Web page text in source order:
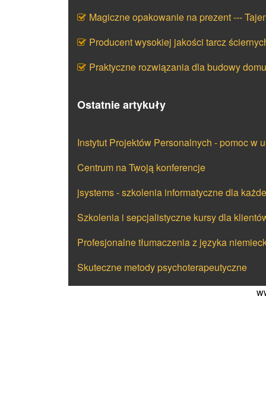
Magiczne opakowanie na prezent ---
Producent wysokiej jakości tarcz
Praktyczne rozwiązania dla budowy domu
Ostatnie artykuły
Instytut Projektów Personalnych - pomoc w
Centrum na Twoją konferencje
jsystems - szkolenia informatyczne dla
Szkolenia i sepcjalistyczne kursy dla
Profesjonalne tłumaczenia z języka
Skuteczne metody psychoterapeutyczne